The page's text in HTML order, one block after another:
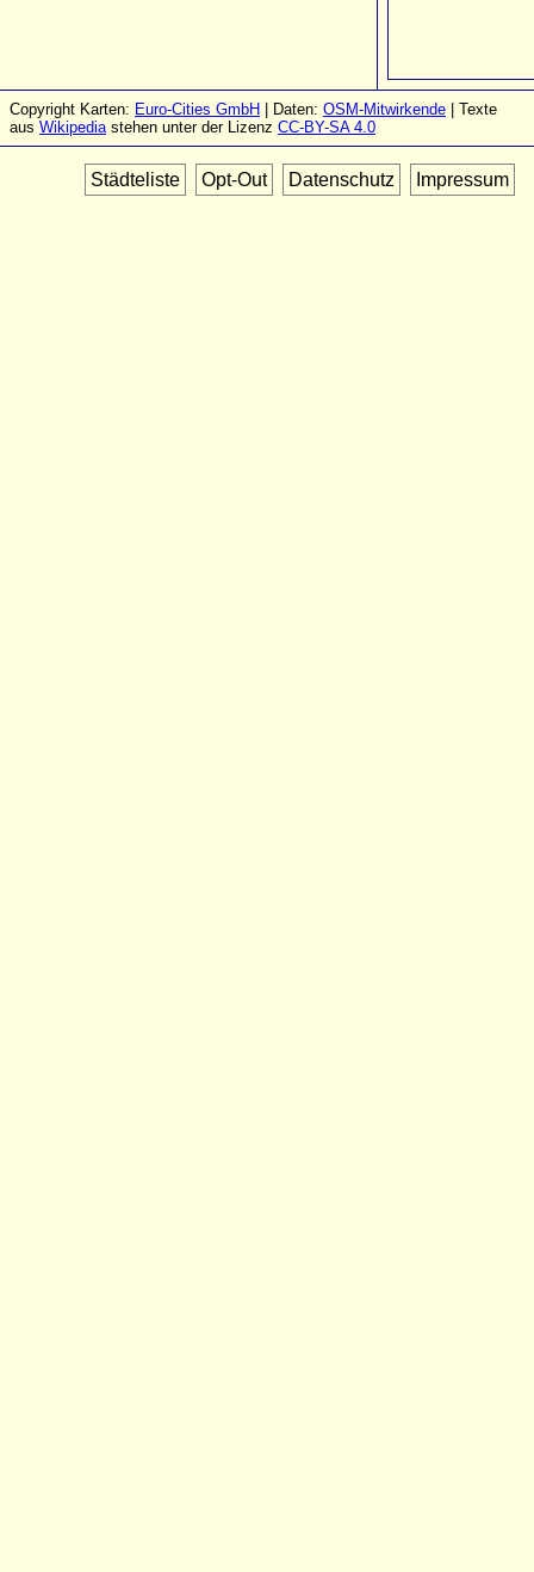
Copyright Karten: Euro-Cities GmbH | Daten: OSM-Mitwirkende | Texte
aus Wikipediastehen unter der Lizenz CC-BY-SA 4.0
Städteliste Opt-Out Datenschutz Impressum